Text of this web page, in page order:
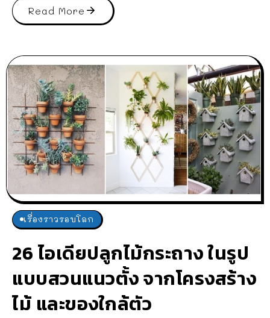
Read More
เรื่องราวรอบโลก
26 ไอเดียปลูกไม้กระถาง ในรูป
แบบสวนแนวตั้ง จากโครงสร้าง
ไม้ และของใกล้ตัว